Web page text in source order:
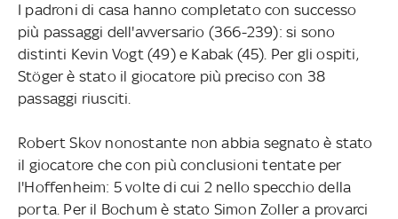
I padroni di casa hanno completato con successo
più passaggi dell'avversario (366-239): si sono
distinti Kevin Vogt (49) e Kabak (45). Per gli ospiti,
Stöger è stato il giocatore più preciso con 38
passaggi riusciti.
Robert Skov nonostante non abbia segnato è stato
il giocatore che con più conclusioni tentate per
l'Hoffenheim: 5 volte di cui 2 nello specchio della
porta. Per il Bochum è stato Simon Zoller a provarci